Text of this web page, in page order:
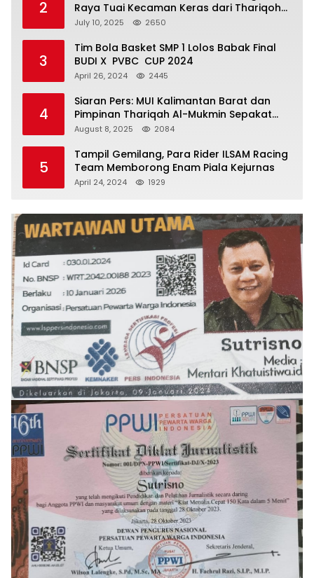
2
Raya Tuai Kecaman Keras dari Thariqoh
Al Mu’min
July 10, 2025 2650
3
Tim Bola Basket SMP 1 Lolos Babak Final
BUDI X PVBC CUP 2024
April 26, 2024 2445
4
Siaran Pers: MUI Kalimantan Barat dan
Pimpinan Thariqah Al-Mukmin Sepakat
Jaga Umat
August 8, 2025 2084
5
Tampil Gemilang, Para Rider ILSAM Racing
Team Memborong Enam Piala Kejurnas
April 24, 2024 1929